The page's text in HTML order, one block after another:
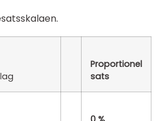
Proportionel
sats